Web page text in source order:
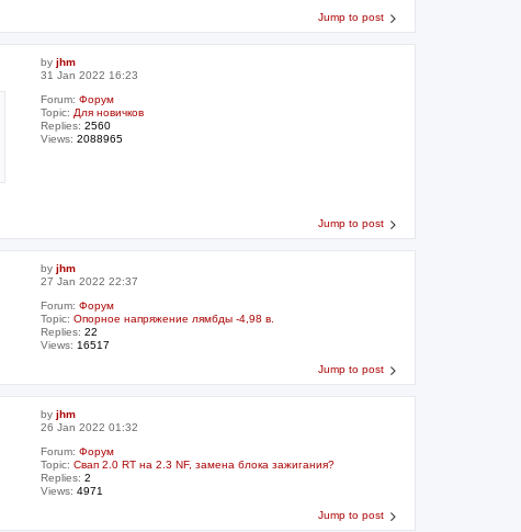
Jump to post
by jhm
31 Jan 2022 16:23
Forum: Форум
Topic: Для новичков
Replies: 2560
Views: 2088965
Jump to post
by jhm
27 Jan 2022 22:37
Forum: Форум
Topic: Опорное напряжение лямбды -4,98 в.
Replies: 22
Views: 16517
Jump to post
by jhm
26 Jan 2022 01:32
Forum: Форум
Topic: Свап 2.0 RT на 2.3 NF, замена блока зажигания?
Replies: 2
Views: 4971
Jump to post